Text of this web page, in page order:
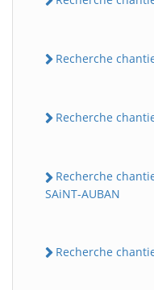
Recherche
Recherche
Recherche
SAiNT-AUBAN
Recherche